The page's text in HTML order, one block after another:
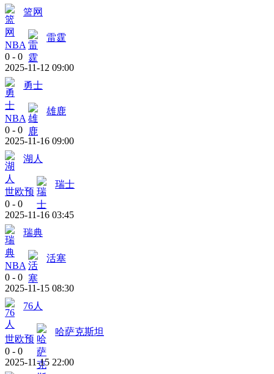
篮网
NBA
雷霆
0 - 0
2025-11-12 09:00
勇士
NBA
雄鹿
0 - 0
2025-11-16 09:00
湖人
世欧预
瑞士
0 - 0
2025-11-16 03:45
瑞典
NBA
活塞
0 - 0
2025-11-15 08:30
76人
世欧预
哈萨克斯坦
0 - 0
2025-11-15 22:00